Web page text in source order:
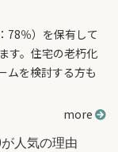
78％）を保有して
す。住宅の老朽化
ムを検討する方も
more
人気の理由